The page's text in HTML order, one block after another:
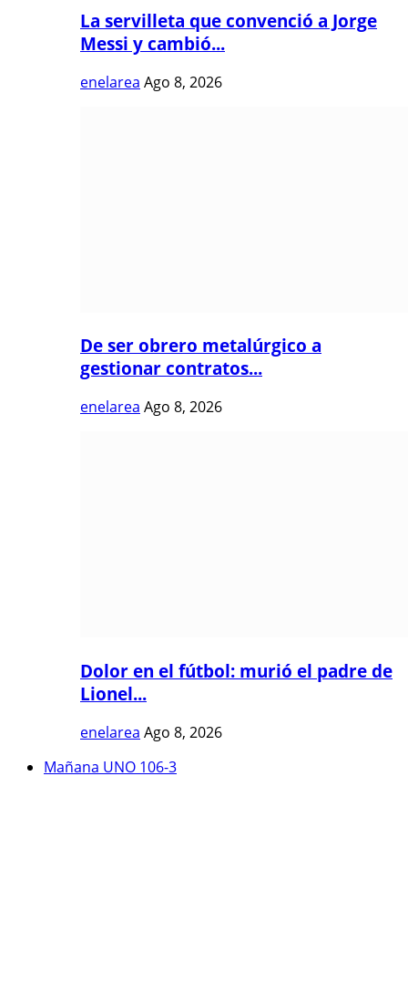
La servilleta que convenció a Jorge
Messi y cambió...
enelarea Ago 8, 2026
De ser obrero metalúrgico a
gestionar contratos...
enelarea Ago 8, 2026
Dolor en el fútbol: murió el padre de
Lionel...
enelarea Ago 8, 2026
Mañana UNO 106-3